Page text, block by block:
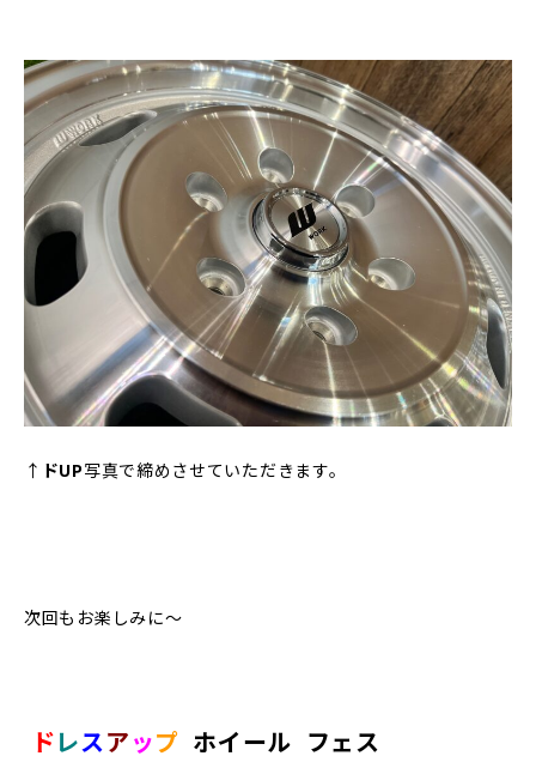
↑ ドUP写真で締めさせていただきます。
次回もお楽しみに～
ドレスアップ ホイール フェス